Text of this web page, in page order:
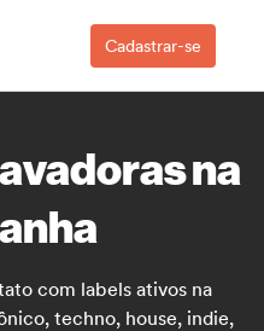
Cadastrar-se
na
com labels ativos na
techno, house, indie,